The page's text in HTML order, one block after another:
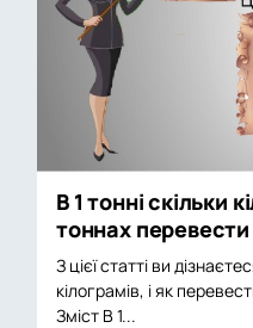
В 1 тонні скільки
тоннах
З цієї статті ви
кілограмів, і як
Зміст В 1...